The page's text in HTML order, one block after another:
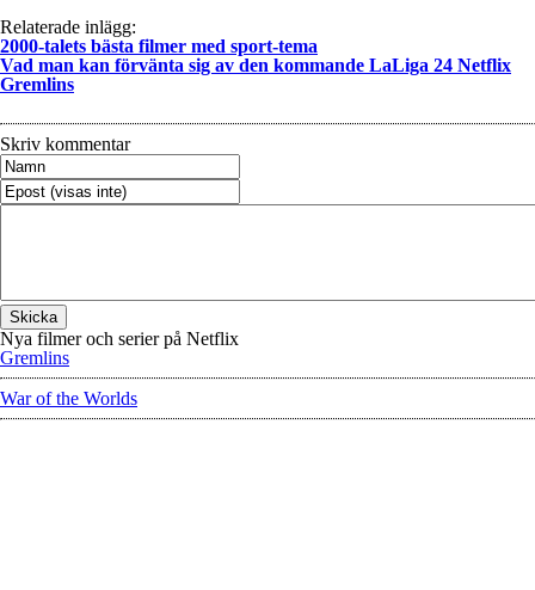
Relaterade inlägg:
2000-talets bästa filmer med sport-tema
Vad man kan förvänta sig av den kommande LaLiga 24 Netflix
Gremlins
Skriv kommentar
Nya filmer och serier på Netflix
Gremlins
War of the Worlds